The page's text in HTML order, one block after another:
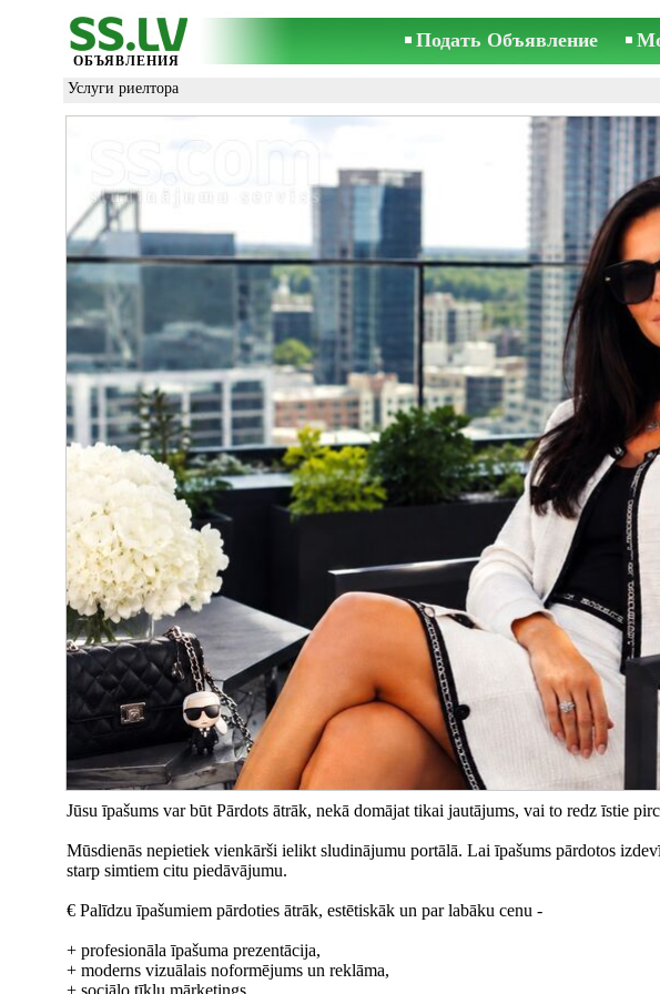
ОБЪЯВЛЕНИЯ
Подать Объявление
Услуги риелтора
Jūsu īpašums var būt Pārdots ātrāk, nekā domājat tikai jautājums, vai to redz īstie
Mūsdienās nepietiek vienkārši ielikt sludinājumu portālā. Lai īpašums pārdotos
starp simtiem citu piedāvājumu.
€ Palīdzu īpašumiem pārdoties ātrāk, estētiskāk un par labāku cenu -
+ profesionāla īpašuma prezentācija,
+ moderns vizuālais noformējums un reklāma,
+ sociālo tīklu mārketings,